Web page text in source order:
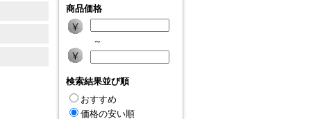
商品価格
～
検索結果並び順
おすすめ
価格の安い順